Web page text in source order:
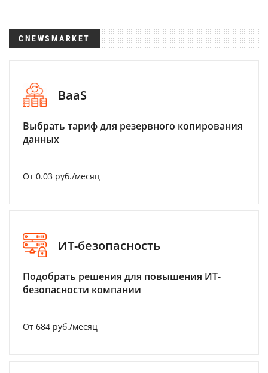
CNEWSMARKET
BaaS
Выбрать тариф для резервного копирования
данных
От 0.03 руб./месяц
ИТ-безопасность
Подобрать решения для повышения ИТ-
безопасности компании
От 684 руб./месяц